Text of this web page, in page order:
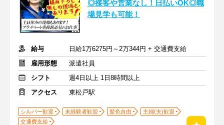
◎接客や営業なし！日払いOK◎職
場見学も可能！
給与
日給1万6275円～2万344円 + 交通費支給
雇用形態
派遣社員
シフト
週4日以上 1日8時間以上
アクセス
東松戸駅
シルバー歓迎 未経験者歓迎 髪色自由
主婦(夫)歓迎
交通費支給